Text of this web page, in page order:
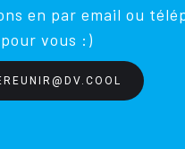
en par email ou
vous :)